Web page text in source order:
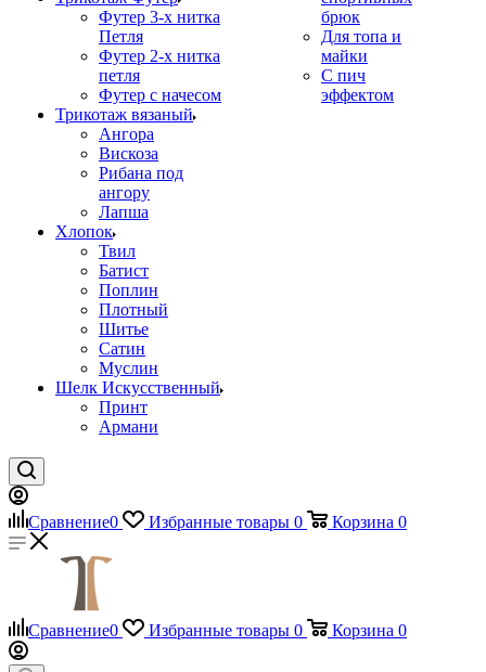
Футер 3-х нитка
Петля
Футер 2-х нитка
петля
Футер с начесом
Трикотаж вязаный
Ангора
Вискоза
Рибана под
ангору
Лапша
Хлопок
Твил
Батист
Поплин
Плотный
Шитье
Сатин
Муслин
Шелк Искусственный
Принт
Армани
брюк
Для топа и
майки
С пич
эффектом
Сравнение0 Избранные товары 0 Корзина 0
Сравнение0 Избранные товары 0 Корзина 0